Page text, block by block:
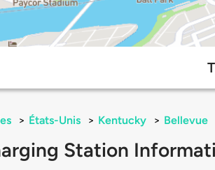
> États-Unis > Kentucky > Bellevue
Station